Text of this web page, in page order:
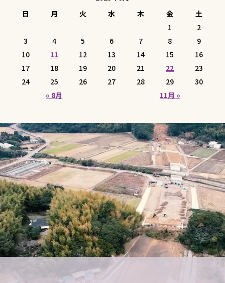
日
月 火 水 木 金 土
« 8月 11月 »
1
2
3
4 5 6 7 8
9
10
11 12 13 14 15
16
17
18 19 20 21 22
23
24
25 26 27 28 29 30